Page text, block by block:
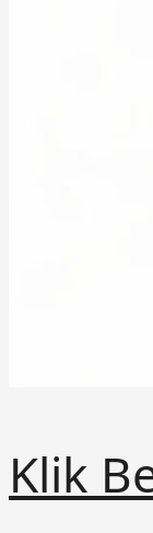
Klik